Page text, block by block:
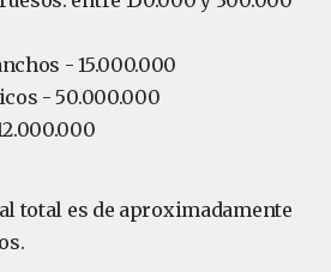
- 15.000.000
- 50.000.000
total es de aproximadamente